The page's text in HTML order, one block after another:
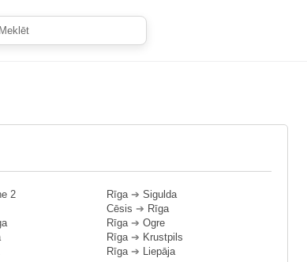
2
Rīga➔ Sigulda
Cēsis ➔ Rīga
Rīga➔ Ogre
Rīga➔ Krustpils
Rīga➔ Liepāja